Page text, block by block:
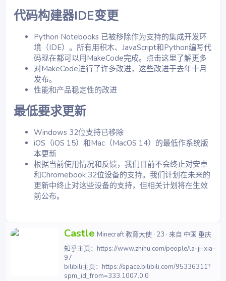
代码构建器IDE变更​
Python Notebooks 已被移除作为支持的集成开发环
境（IDE）。所有用积木、JavaScript和Python编写代
码现在都可以用MakeCode完成。点击这里了解更多
对MakeCode进行了许多改进，这些改进于去年十月
发布。
性能和产品稳定性的改进
最低要求更新​
Windows 32位支持已移除
iOS（iOS 15）和Mac（MacOS 14）的最低作系统版
本更新
根据当前使用情况和反馈，我们目前不会终止对安卓
和Chromebook 32位设备的支持。我们计划在未来的
更新中终止对这些设备的支持，但相关计划将在生效
前公布。
撰
者
Castle Minecraft 教育大使 · 23 · 来自 中国 重庆
知乎主页：https://www.zhihu.com/people/la-ji-xia-
97
bilibili主页：https://space.bilibili.com/95336311?
spm_id_from=333.1007.0.0